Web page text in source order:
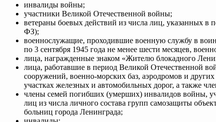
инвалиды войны;
участники Великой Отечественной войны;
ветераны боевых действий из числа лиц, указанных в
ФЗ);
военнослужащие, проходившие военную службу в
по 3 сентября 1945 года не менее шести месяцев,
лица, награжденные знаком «Жителю блокадного
лица, работавшие в период Великой Отечественной
сооружений, военно-морских баз, аэродромов и
участках железных и автомобильных дорог, а также
члены семей погибших (умерших) инвалидов войны,
лиц из числа личного состава групп самозащиты
больниц города Ленинграда;